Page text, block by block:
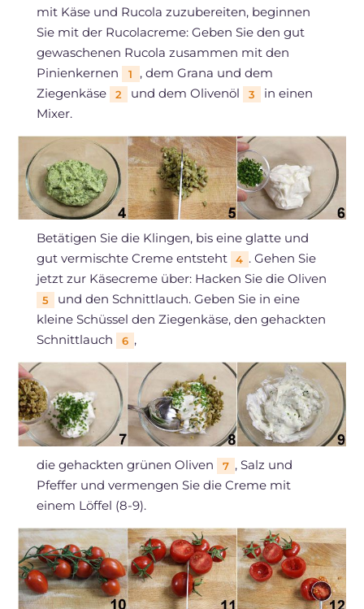
mit Käse und Rucola zuzubereiten, beginnen
Sie mit der Rucolacreme: Geben Sie den gut
gewaschenen Rucola zusammen mit den
Pinienkernen
1
, dem Grana und dem
Ziegenkäse
2 und dem Olivenöl 3
in einen
Mixer.
Betätigen Sie die Klingen, bis eine glatte und
gut vermischte Creme entsteht
4 . Gehen Sie
jetzt zur Käsecreme über: Hacken Sie die Oliven
5
und den Schnittlauch. Geben Sie in eine
kleine Schüssel den Ziegenkäse, den gehackten
Schnittlauch
6 ,
die gehackten grünen Oliven 7 , Salz und
Pfeffer und vermengen Sie die Creme mit
einem Löffel (8-9).